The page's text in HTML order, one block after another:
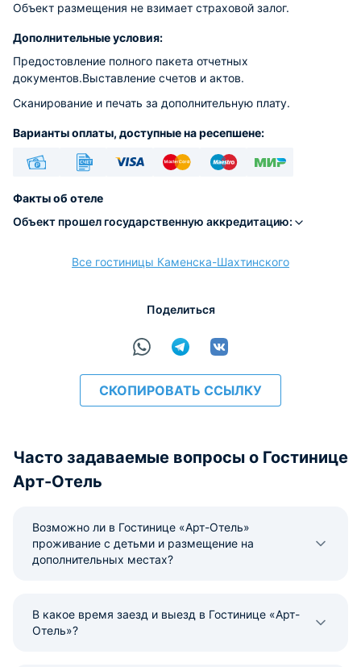
Объект размещения не взимает страховой залог.
Дополнительные условия:
Предостовление полного пакета отчетных
документов.Выставление счетов и актов.
Сканирование и печать за дополнительную плату.
Варианты оплаты, доступные на ресепшене:
расчёт
Факты об отеле
Объект прошел государственную аккредитацию:
Все гостиницы Каменска-Шахтинского
Поделиться
СКОПИРОВАТЬ ССЫЛКУ
Часто задаваемые вопросы о Гостинице
Арт-Отель
Возможно ли в Гостинице «Арт-Отель»
проживание с детьми и размещение на
дополнительных местах?
В какое время заезд и выезд в Гостинице «Арт-
Отель»?